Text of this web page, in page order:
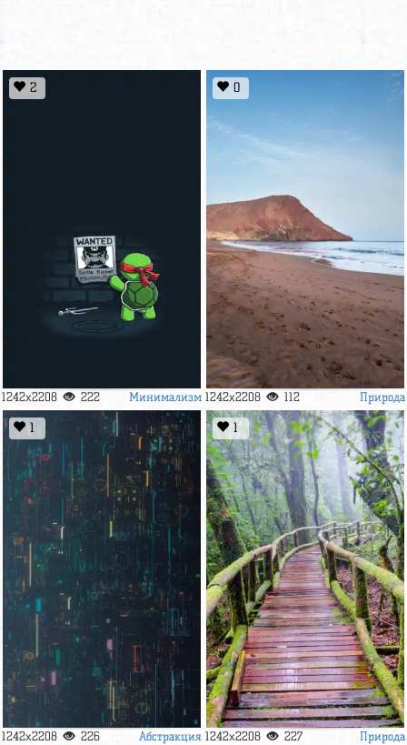
2
1242x2208 222 Минимализм
0
1242x2208 112 Природа
1
1242x2208 226 Абстракция
1
1242x2208 227 Природа